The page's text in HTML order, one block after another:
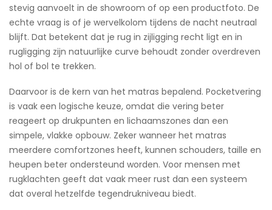
stevig aanvoelt in de showroom of op een productfoto. De
echte vraag is of je wervelkolom tijdens de nacht neutraal
blijft. Dat betekent dat je rug in zijligging recht ligt en in
rugligging zijn natuurlijke curve behoudt zonder overdreven
hol of bol te trekken.
Daarvoor is de kern van het matras bepalend. Pocketvering
is vaak een logische keuze, omdat die vering beter
reageert op drukpunten en lichaamszones dan een
simpele, vlakke opbouw. Zeker wanneer het matras
meerdere comfortzones heeft, kunnen schouders, taille en
heupen beter ondersteund worden. Voor mensen met
rugklachten geeft dat vaak meer rust dan een systeem
dat overal hetzelfde tegendrukniveau biedt.